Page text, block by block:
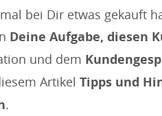
bei Dir etwas gekauft
Deine Aufgabe, diesen
und dem
Artikel Tipps und
.